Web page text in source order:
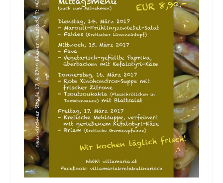
Houdetsi
Portfolio
Speisen
Mittagstisch (DI bis FR, 12.00 bis 14.30 Uhr)
Frühstück (DI bis SA, 10.00 bis 12.00h) &
Brunch (DO, FR und SA, 11.00 bis 13.00 Uhr)
Mezedes & Salat
Getränke
News